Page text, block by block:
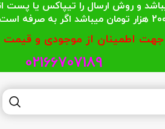
جمع خریدشان کمتر از 200 هزار تومان میباشد و
جهت اطمینان از موجودی و قیمت
02166707189